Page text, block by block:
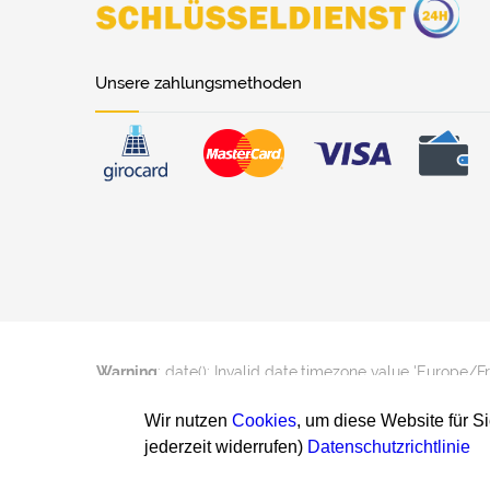
Unsere zahlungsmethoden
Warning: date(): Invalid date.timezone value 'Europe/
Warning: date(): Invalid date.timezone value 'Europe/
Wir nutzen Cookies, um diese Website für
jederzeit widerrufen) Datenschutzrichtlinie